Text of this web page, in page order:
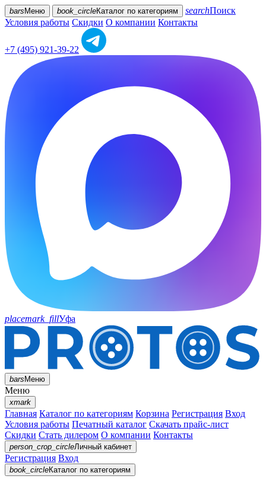
bars Меню book_circleКаталог по категориям searchПоиск
Условия работы Скидки О компании Контакты
+7 (495) 921-39-22
placemark_fillУфа
barsМеню
Меню
xmark
Главная Каталог по категориям Корзина Регистрация Вход
Условия работы Печатный каталог Скачать прайс-лист
Скидки Стать дилером О компании Контакты
person_crop_circleЛичный кабинет
Регистрация Вход
book_circleКаталог по категориям